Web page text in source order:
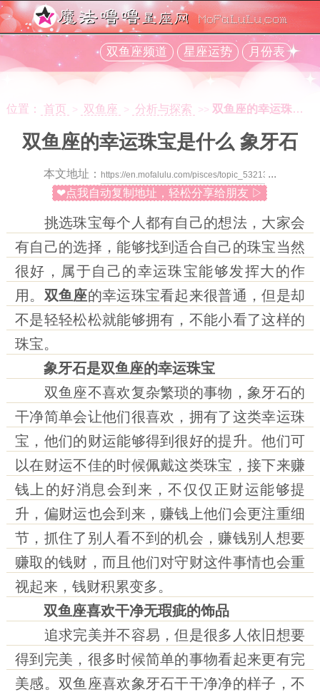
双鱼座频道 星座运势 月份表
位置： 首页 > 双鱼座 > 分析与探索 >> 双鱼座的幸运珠宝是什么 象牙石
双鱼座的幸运珠宝是什么 象牙石
本文地址：
...
❤点我自动复制地址，轻松分享给朋友 ▷
挑选珠宝每个人都有自己的想法，大家会
有自己的选择，能够找到适合自己的珠宝当然
很好，属于自己的幸运珠宝能够发挥大的作
用。 双鱼座的幸运珠宝看起来很普通，但是却
不是轻轻松松就能够拥有，不能小看了这样的
珠宝。
象牙石是双鱼座的幸运珠宝
双鱼座不喜欢复杂繁琐的事物，象牙石的
干净简单会让他们很喜欢，拥有了这类幸运珠
宝，他们的财运能够得到很好的提升。他们可
以在财运不佳的时候佩戴这类珠宝，接下来赚
钱上的好消息会到来，不仅仅正财运能够提
升，偏财运也会到来，赚钱上他们会更注重细
节，抓住了别人看不到的机会，赚钱别人想要
赚取的钱财，而且他们对守财这件事情也会重
视起来，钱财积累变多。
双鱼座喜欢干净无瑕疵的饰品
追求完美并不容易，但是很多人依旧想要
得到完美，很多时候简单的事物看起来更有完
美感。双鱼座喜欢象牙石干干净净的样子，不